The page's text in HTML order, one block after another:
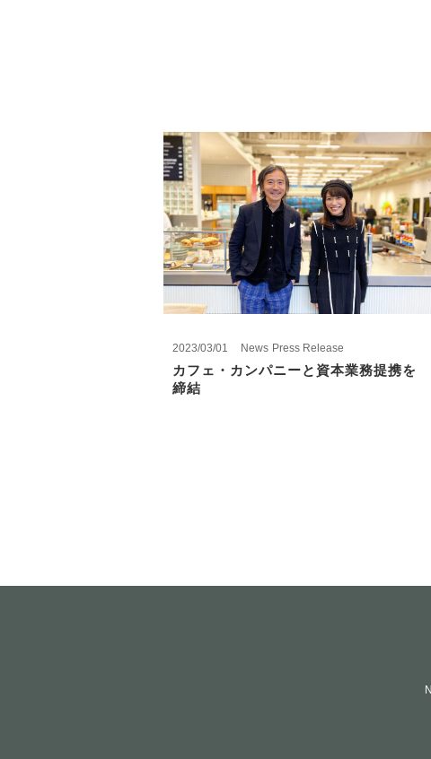
2023/03/01 News Press Release
カフェ・カンパニーと資本業務提携を
締結